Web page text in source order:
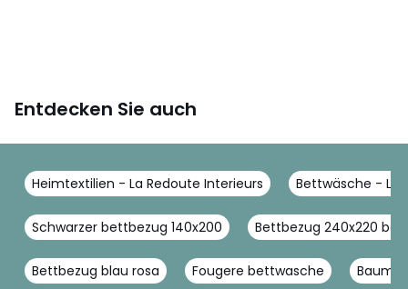
Entdecken Sie auch
Heimtextilien - La Redoute Interieurs Bettwäsche - La
Schwarzer bettbezug 140x200 Bettbezug 240x220
Bettbezug blau rosa Fougere bettwasche